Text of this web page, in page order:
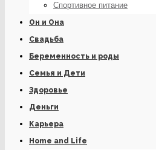
Спортивное питание
Он и Она
Свадьба
Беременность и роды
Семья и Дети
Здоровье
Деньги
Карьера
Home and Life